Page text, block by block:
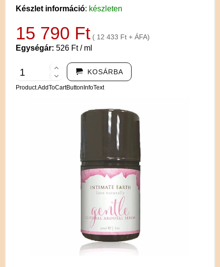
Készlet információ: készleten
15 790 Ft ( 12 433 Ft + ÁFA)
Egységár: 526 Ft / ml
KOSÁRBA
Product.AddToCartButtonInfoText